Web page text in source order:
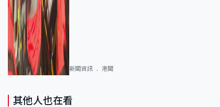
新聞資訊 港聞
其他人也在看